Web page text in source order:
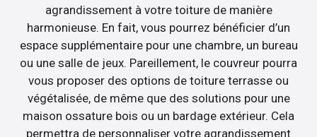
agrandissement à votre toiture de manière
harmonieuse. En fait, vous pourrez bénéficier d’un
espace supplémentaire pour une chambre, un bureau
ou une salle de jeux. Pareillement, le couvreur pourra
vous proposer des options de toiture terrasse ou
végétalisée, de même que des solutions pour une
maison ossature bois ou un bardage extérieur. Cela
permettra de personnaliser votre agrandissement